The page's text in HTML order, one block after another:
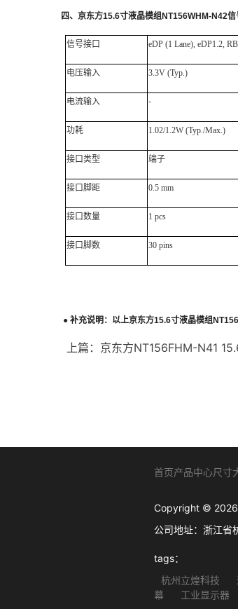
四、 京东方15.6寸液晶模组NT156WHM-N42信
信号接口 eDP (1 Lane), eDP1.2,
电压输入 3.3V (Typ.)
电流输入 -
功耗 1.02/1.2W (Typ./Max.)
接口类型 端子
接口脚距 0.5 mm
接口数量 1 pcs
接口脚数 30 pins
● 补充说明：以上京东方15.6寸液晶模组
上篇： 京东方NT156FHM-N41
首页产品中心尺寸
Copyright © 2026
公司地址：浙江
tags：
杭州立煌科技
幕
工业显示器